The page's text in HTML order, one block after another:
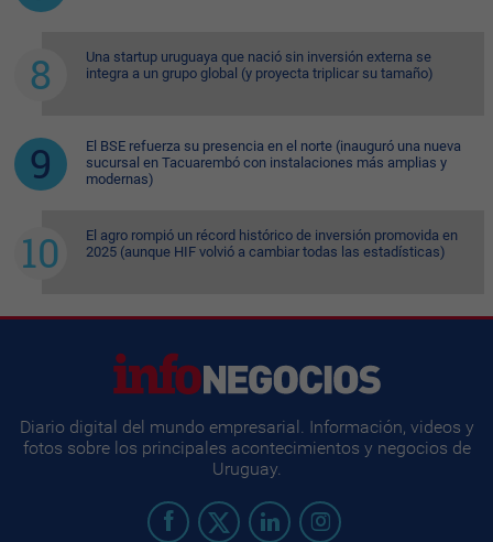
Una startup uruguaya que nació sin inversión externa se
integra a un grupo global (y proyecta triplicar su tamaño)
El BSE refuerza su presencia en el norte (inauguró una nueva
sucursal en Tacuarembó con instalaciones más amplias y
modernas)
El agro rompió un récord histórico de inversión promovida en
2025 (aunque HIF volvió a cambiar todas las estadísticas)
Diario digital del mundo empresarial. Información, videos y
fotos sobre los principales acontecimientos y negocios de
Uruguay.